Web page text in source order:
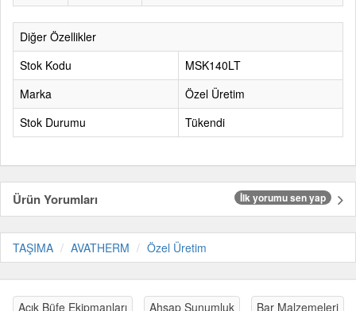
Diğer Özellikler
Stok Kodu
MSK140LT
Marka
Özel Üretim
Stok Durumu
Tükendi
Ürün Yorumları İlk yorumu sen yap
TAŞIMA AVATHERM Özel Üretim
Açık Büfe Ekipmanları Ahşap Sunumluk
Bar Malzemeleri